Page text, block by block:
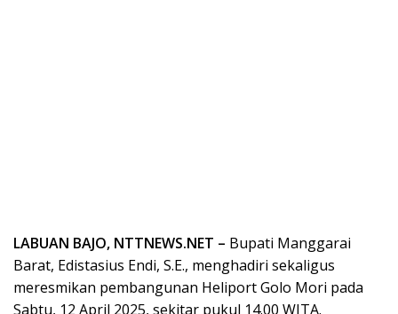
LABUAN BAJO, NTTNEWS.NET – Bupati Manggarai
Barat, Edistasius Endi, S.E., menghadiri sekaligus
meresmikan pembangunan Heliport Golo Mori pada
Sabtu, 12 April 2025, sekitar pukul 14.00 WITA.